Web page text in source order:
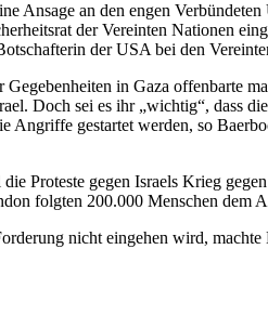
Ansage an den engen
der Vereinten Nationen
der USA bei den
Gegebenheiten in Gaza offenbarte
Doch sei es ihr „wichtig“, dass
Angriffe gestartet werden, so
Proteste gegen Israels Krieg
folgten 200.000 Menschen dem
nicht eingehen wird,